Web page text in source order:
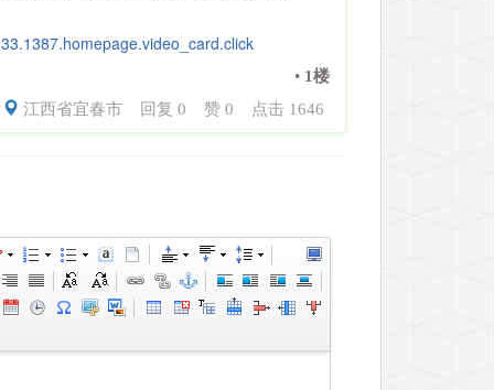
• 1楼
江西省宜春市
回复 0 赞 0 点击 1646